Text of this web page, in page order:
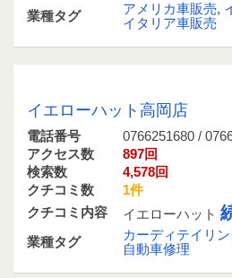
業種タグ アメリカ車販売,
イタリア車販売
イエローハット高岡店
電話番号
0766251680 /
アクセス数
897回
検索数
4,578回
クチコミ数
1件
クチコミ内容
イエローハット
業種タグ カーディテイリ
自動車修理